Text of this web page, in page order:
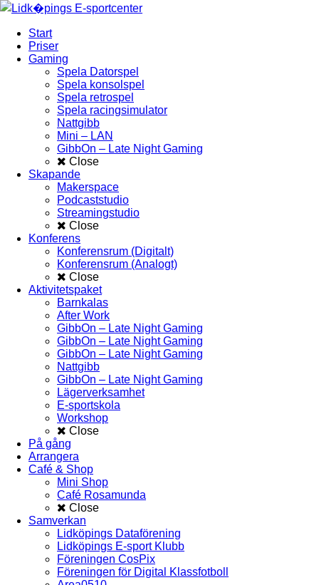
Start
Priser
Gaming
Spela Datorspel
Spela konsolspel
Spela retrospel
Spela racingsimulator
Nattgibb
Mini – LAN
GibbOn – Late Night Gaming
Close
Skapande
Makerspace
Podcaststudio
Streamingstudio
Close
Konferens
Konferensrum (Digitalt)
Konferensrum (Analogt)
Close
Aktivitetspaket
Barnkalas
After Work
GibbOn – Late Night Gaming
GibbOn – Late Night Gaming
GibbOn – Late Night Gaming
Nattgibb
GibbOn – Late Night Gaming
Lägerverksamhet
E-sportskola
Workshop
Close
På gång
Arrangera
Café & Shop
Mini Shop
Café Rosamunda
Close
Samverkan
Lidköpings Dataförening
Lidköpings E-sport Klubb
Föreningen CosPix
Föreningen för Digital Klassfotboll